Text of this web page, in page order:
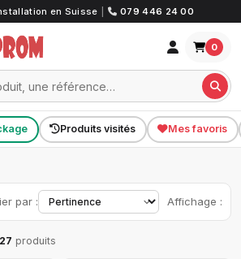
en Suisse 079 446 24 00
0
Produits visités Mes favoris
par : Affichage :
produits